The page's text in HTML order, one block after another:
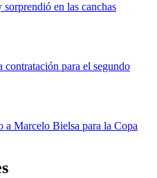
en las canchas
para el segundo
a Marcelo Bielsa para la Copa